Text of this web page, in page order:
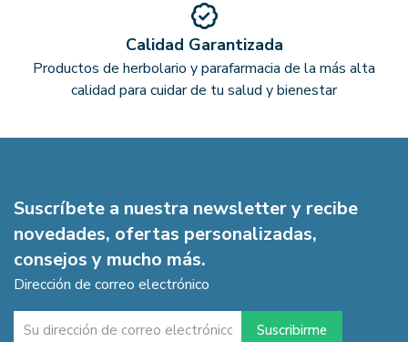
Calidad Garantizada
Productos de herbolario y parafarmacia de la más alta
calidad para cuidar de tu salud y bienestar
Suscríbete a nuestra newsletter y recibe
novedades, ofertas personalizadas,
consejos y mucho más.
Dirección de correo electrónico